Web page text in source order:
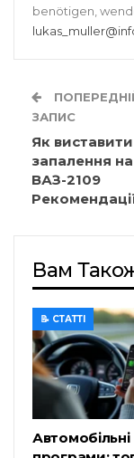
benötigen,
ЗАПИС
Як виставити
запалення на
ВАЗ-2109
Вам
📝 СТАТТІ
Автомобільні